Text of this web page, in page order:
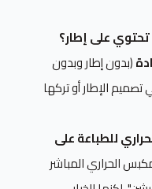
على إطار؟
(بدون إطار وبدون
الإطار أو تركها
للطباعة على
الحراري المباشر